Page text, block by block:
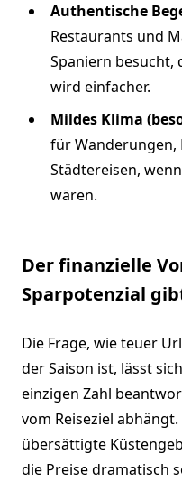
Authentische
Restaurants und
Spaniern besucht,
wird einfacher.
Mildes Klima
für Wanderungen,
Städtereisen,
wären.
Der finanzielle
Sparpotenzial
Die Frage, wie teuer
der Saison ist, lässt
einzigen Zahl
vom Reiseziel
übersättigte
die Preise dramatisch